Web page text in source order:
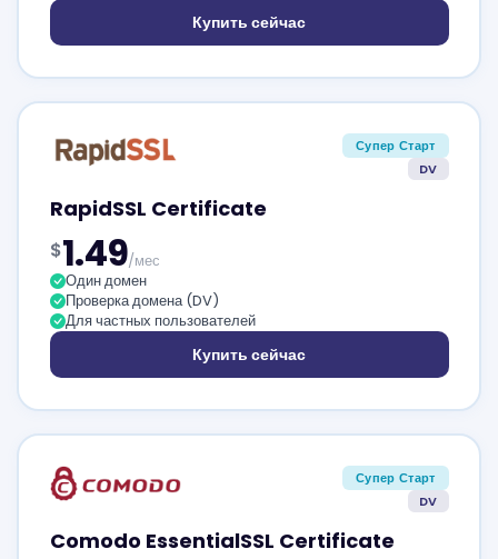
Купить сейчас
Супер Старт
DV
RapidSSL Certificate
$1.49/мес
Один домен
Проверка домена (DV)
Для частных пользователей
Купить сейчас
Супер Старт
DV
Comodo EssentialSSL Certificate